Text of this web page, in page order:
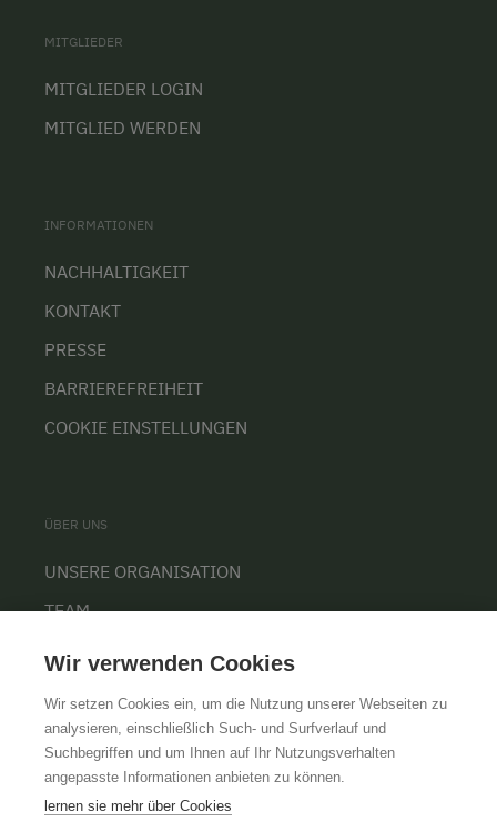
MITGLIEDER
MITGLIEDER LOGIN
MITGLIED WERDEN
INFORMATIONEN
NACHHALTIGKEIT
KONTAKT
PRESSE
BARRIEREFREIHEIT
COOKIE EINSTELLUNGEN
ÜBER UNS
UNSERE ORGANISATION
TEAM
AGBIMPRESSUMDATENSCHUTZ
Wir verwenden Cookies
Wir setzen Cookies ein, um die Nutzung unserer Webseiten zu
analysieren, einschließlich Such- und Surfverlauf und
Suchbegriffen und um Ihnen auf Ihr Nutzungsverhalten
angepasste Informationen anbieten zu können.
lernen sie mehr über Cookies